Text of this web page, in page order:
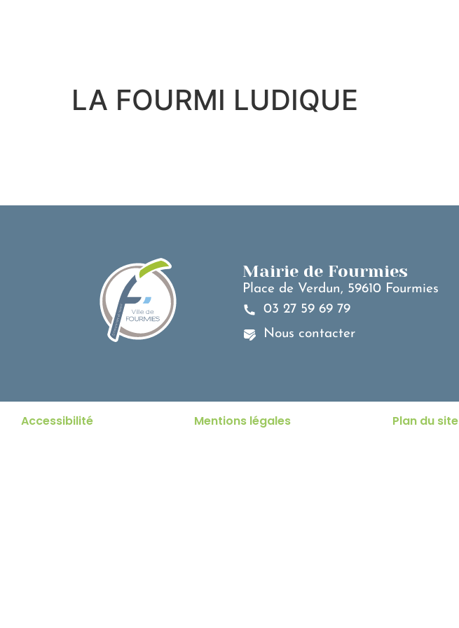
LA FOURMI LUDIQUE
Mairie de Fourmies
Place de Verdun, 59610 Fourmies
03 27 59 69 79
Nous contacter
Accessibilité Mentions légales Plan du site